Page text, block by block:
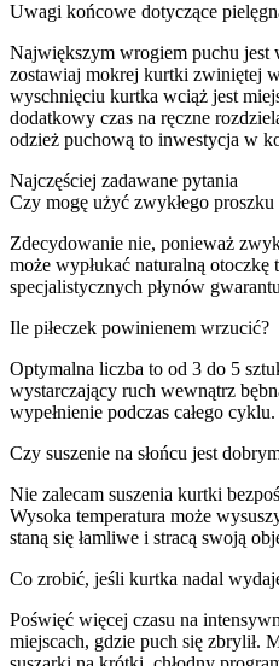
Uwagi końcowe dotyczące
Największym wrogiem puchu jest
zostawiaj mokrej kurtki zwiniętej
wyschnięciu kurtka wciąż jest
dodatkowy czas na ręczne
odzież puchową to inwestycja w
Najczęściej zadawane pytania
Czy mogę użyć zwykłego proszku
Zdecydowanie nie, ponieważ
może wypłukać naturalną otoczkę
specjalistycznych płynów
Ile piłeczek powinienem wrzucić?
Optymalna liczba to od 3 do 5
wystarczający ruch wewnątrz
wypełnienie podczas całego cyklu.
Czy suszenie na słońcu jest
Nie zalecam suszenia kurtki
Wysoka temperatura może
staną się łamliwe i stracą swoją
Co zrobić, jeśli kurtka nadal
Poświęć więcej czasu na
miejscach, gdzie puch się zbrylił.